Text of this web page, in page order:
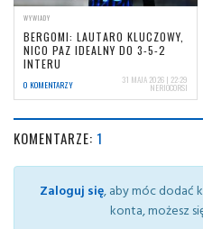
WYWIADY
BERGOMI: LAUTARO KLUCZOWY,
NICO PAZ IDEALNY DO 3-5-2
INTERU
0 KOMENTARZY 31 MAJA 2026 | 22:29
NERIOCORSI
KOMENTARZE: 1
Zaloguj się, aby móc dodać
konta, możesz